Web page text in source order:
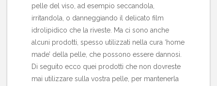
pelle del viso, ad esempio seccandola,
irritandola, o danneggiando il delicato film
idrolipidico che la riveste. Ma ci sono anche
alcuni prodotti, spesso utilizzati nella cura ‘home
made’ della pelle, che possono essere dannosi.
Di seguito ecco quei prodotti che non dovreste
mai utilizzare sulla vostra pelle, per mantenerla